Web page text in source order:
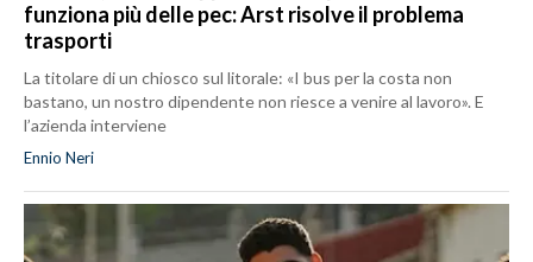
funziona più delle pec: Arst risolve il problema
trasporti
La titolare di un chiosco sul litorale: «I bus per la costa non
bastano, un nostro dipendente non riesce a venire al lavoro». E
l’azienda interviene
Ennio Neri